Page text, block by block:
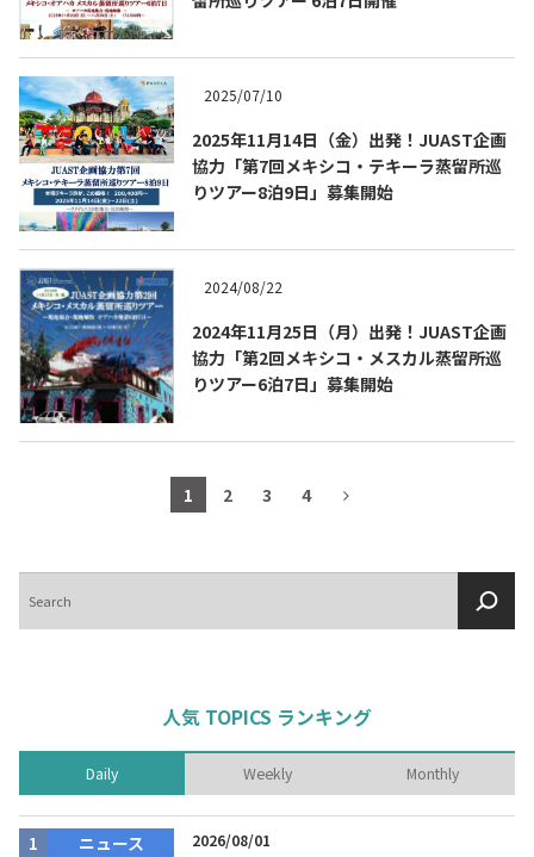
2025/07/10
2025年11月14日（金）出発！JUAST企画
協力「第7回メキシコ・テキーラ蒸留所巡
りツアー8泊9日」募集開始
2024/08/22
2024年11月25日（月）出発！JUAST企画
協力「第2回メキシコ・メスカル蒸留所巡
りツアー6泊7日」募集開始
1 2 3 4
索
人気 TOPICS ランキング
Daily Weekly Monthly
ニュース 2026/08/01